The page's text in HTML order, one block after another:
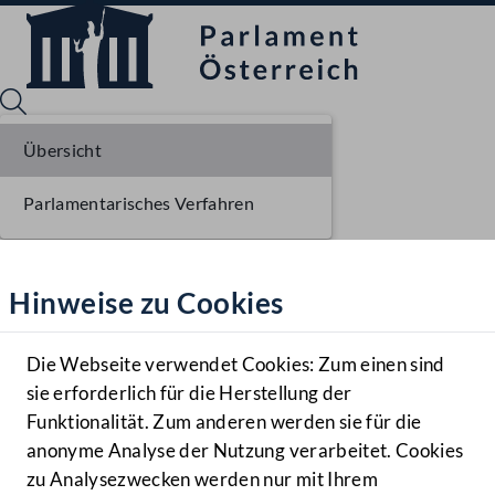
Hilfe
Benutzer
Navigationsmenü öffnen
MENÜ
Hinweise zu Cookies
Die Webseite verwendet Cookies: Zum einen sind
sie erforderlich für die Herstellung der
Funktionalität. Zum anderen werden sie für die
anonyme Analyse der Nutzung verarbeitet. Cookies
zu Analysezwecken werden nur mit Ihrem
Übersicht
Parlamentarisches Verfahren